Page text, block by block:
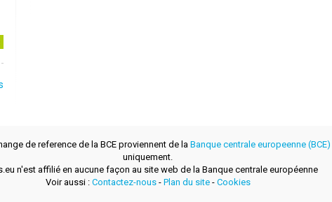
de reference de la BCE proviennent de la Banque centrale europeenne (BCE)
uniquement.
n'est affilié en aucune façon au site web de la Banque centrale européenne
Voir aussi : Contactez-nous- Plan du site- Cookies